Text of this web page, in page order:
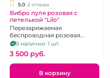
5.0 2 отзыва
Вибро пуля розовая с
петелькой "Lilo"
Перезаряжаемая
беспроводная розовая
вибропуля с петелькой на
В наличии: 1 шт.
3 500 pуб.
В корзину